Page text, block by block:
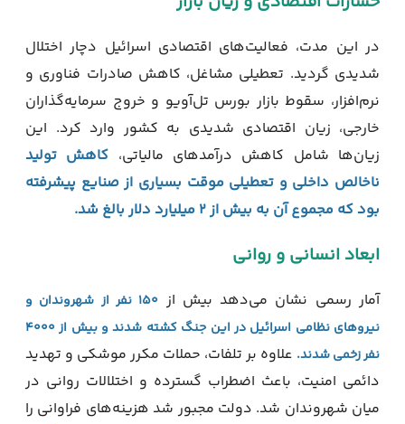
در این مدت، فعالیت‌های اقتصادی اسرائیل دچار اختلال
شدیدی گردید. تعطیلی مشاغل، کاهش صادرات فناوری و
نرم‌افزار، سقوط بازار بورس تل‌آویو و خروج سرمایه‌گذاران
خارجی، زیان اقتصادی شدیدی به کشور وارد کرد. این
زیان‌ها شامل کاهش درآمدهای مالیاتی، کاهش تولید
ناخالص داخلی و تعطیلی موقت بسیاری از صنایع پیشرفته
بود که مجموع آن به بیش از ۲ میلیارد دلار بالغ شد.
ابعاد انسانی و روانی
آمار رسمی نشان می‌دهد بیش از
۱۵۰ نفر از شهروندان و
نیروهای نظامی اسرائیل در این جنگ کشته شدند و بیش از ۴۰۰۰
نفر زخمی شدند. علاوه بر تلفات، حملات مکرر موشکی و تهدید
دائمی امنیت، باعث اضطراب گسترده و اختلالات روانی در
میان شهروندان شد. دولت مجبور شد هزینه‌های فراوانی را